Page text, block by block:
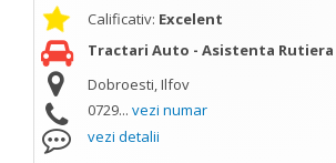
Calificativ: Excelent
Tractari Auto - Asistenta Rutiera
Dobroesti, Ilfov
0729... vezi numar
vezi detalii